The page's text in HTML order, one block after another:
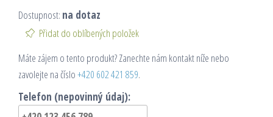
Dostupnost: na dotaz
Přidat do oblíbených položek
Máte zájem o tento produkt? Zanechte nám kontakt níže nebo
zavolejte na číslo+420 602 421 859.
Telefon (nepovinný údaj):